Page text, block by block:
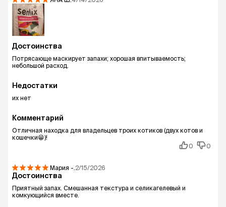
Достоинства
Потрясающе маскирует запахи; хорошая впитываемость;
небольшой расход.
Недостатки
их нет
Комментарий
Отличная находка для владельцев троих котиков (двух котов и
кошечки😁)!
0
0
Мария -. 2/15/2026
Достоинства
Приятный запах. Смешанная текстура и селикагелевый и
комкующийся вместе.